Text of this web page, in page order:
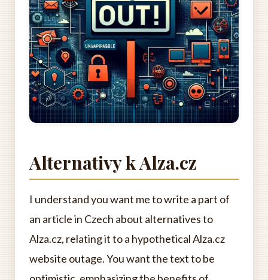
Alternativy k Alza.cz
I understand you want me to write a part of
an article in Czech about alternatives to
Alza.cz, relating it to a hypothetical Alza.cz
website outage. You want the text to be